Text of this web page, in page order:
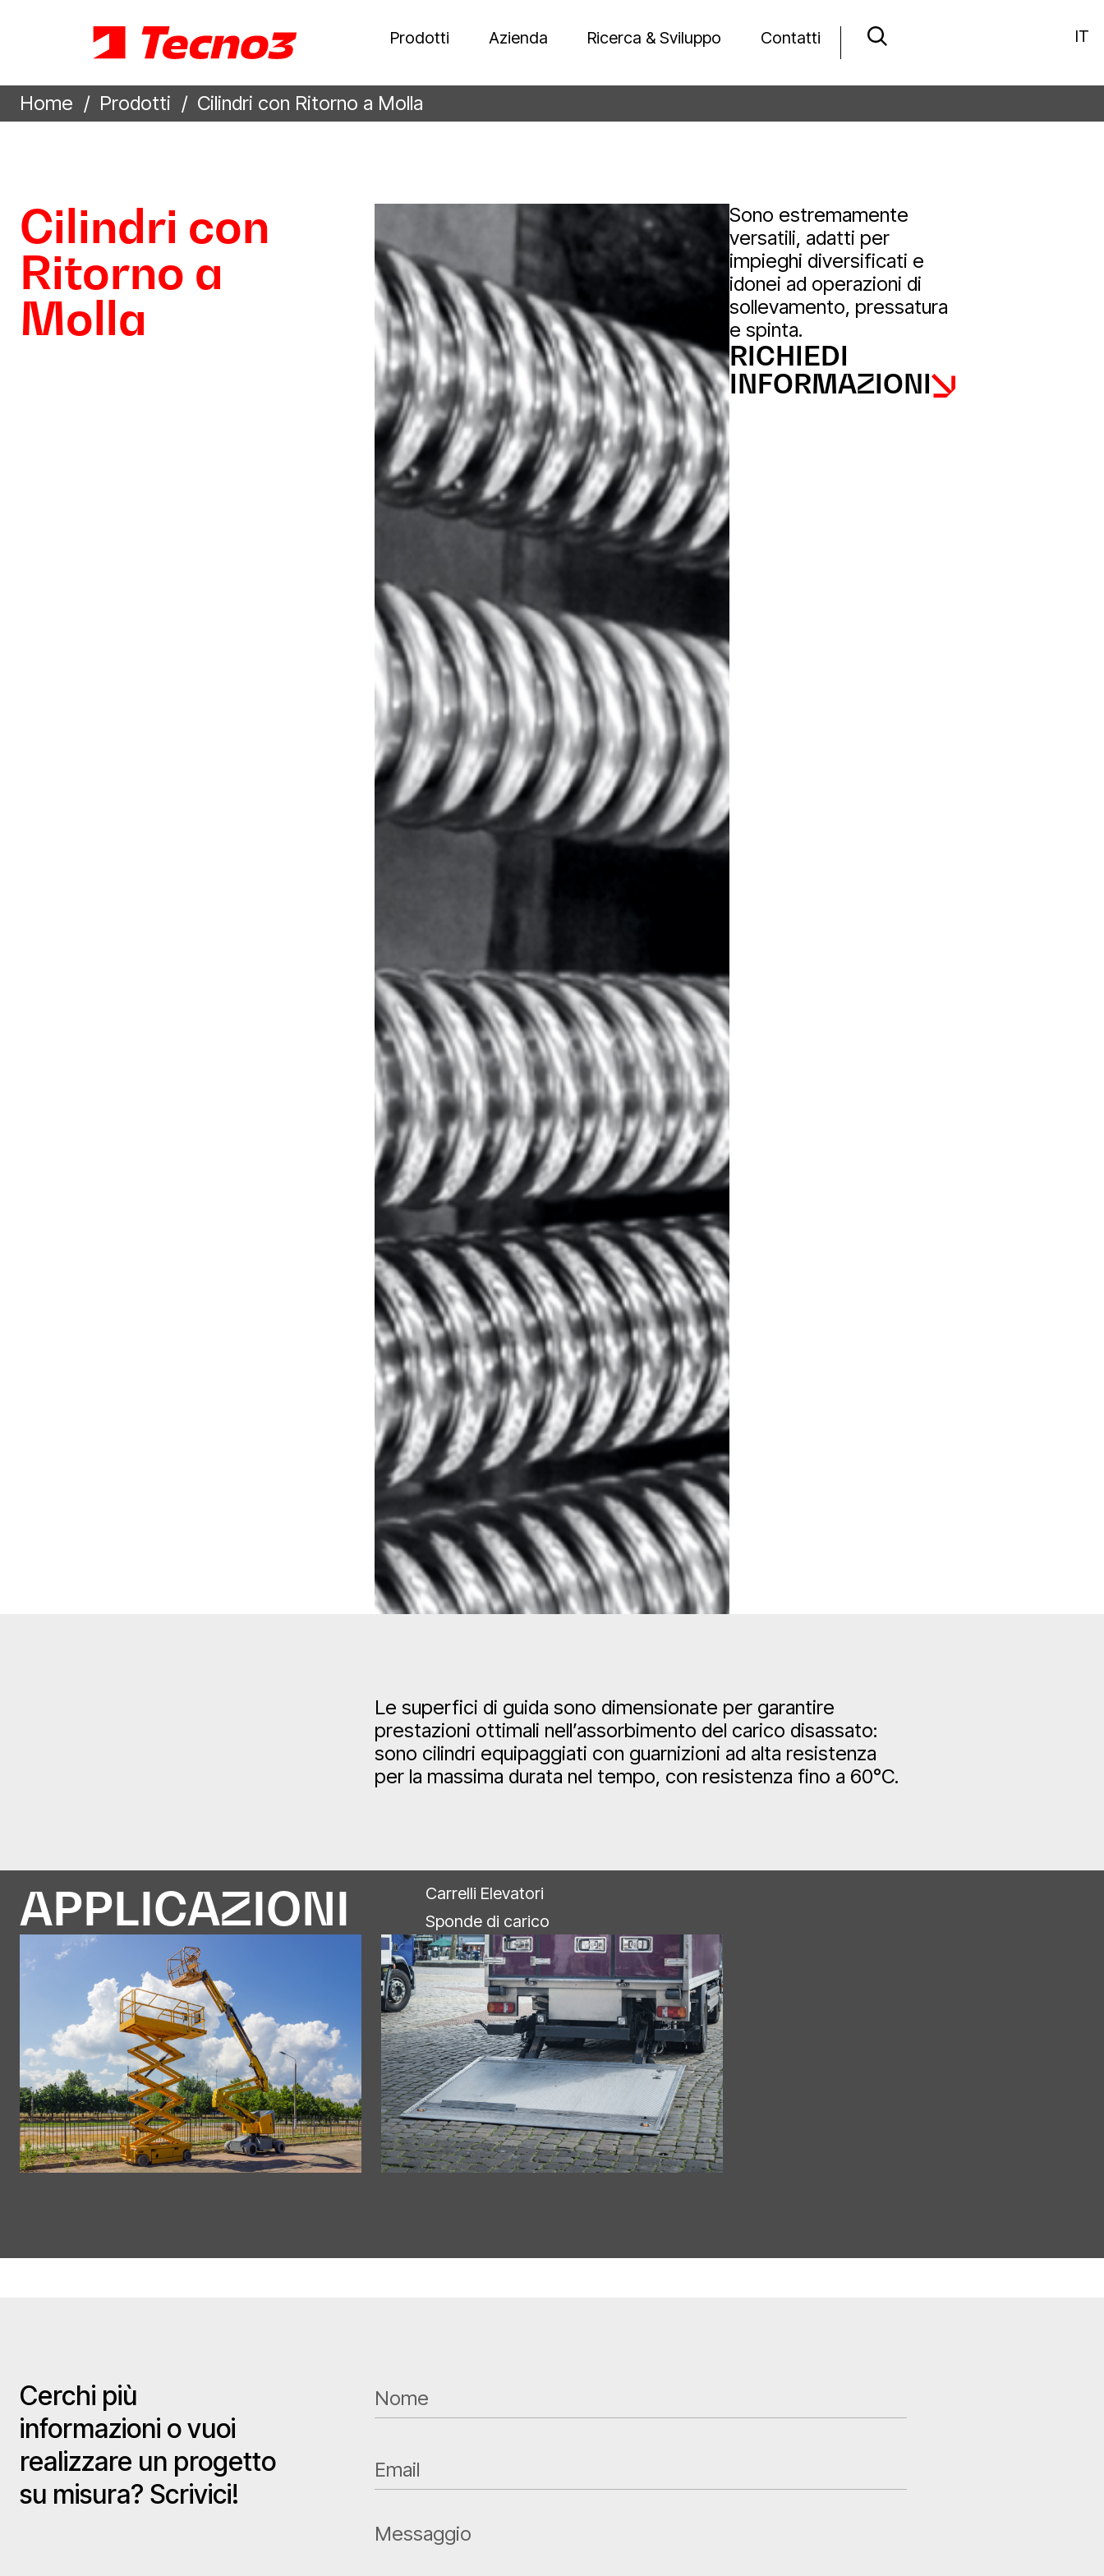
Prodotti Azienda Ricerca & Sviluppo Contatti IT
Home Prodotti Cilindri con Ritorno a Molla
Cilindri con
Ritorno a
Molla
Sono estremamente
versatili, adatti per
impieghi diversificati e
idonei ad operazioni di
sollevamento, pressatura
e spinta.
RICHIEDI
INFORMAZIONI
Le superfici di guida sono dimensionate per garantire
prestazioni ottimali nell’assorbimento del carico disassato:
sono cilindri equipaggiati con guarnizioni ad alta resistenza
per la massima durata nel tempo, con resistenza fino a 60°C.
APPLICAZIONI
Carrelli Elevatori
Sponde di carico
Cerchi più
informazioni o vuoi
realizzare un progetto
su misura? Scrivici!